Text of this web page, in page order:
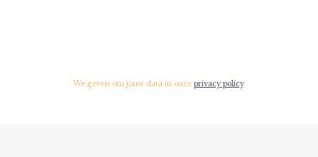
We geven om jouw data in onze privacy policy.